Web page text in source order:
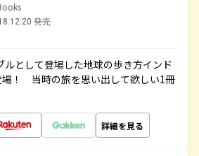
発売
ルとして登場した地球の歩き方インド
場！ 当時の旅を思い出して欲しい1冊
詳細を見る